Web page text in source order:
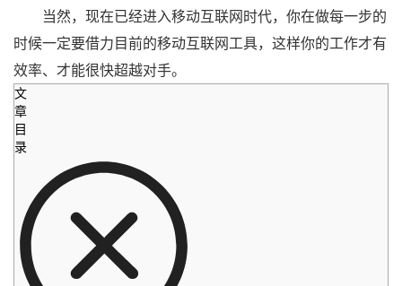
当然，现在已经进入移动互联网时代，你在做每一步的
时候一定要借力目前的移动互联网工具，这样你的工作才有
效率、才能很快超越对手。
文
章
目
录